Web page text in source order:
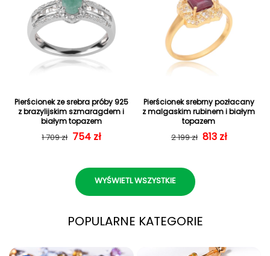
Pierścionek ze srebra próby 925
z brazylijskim szmaragdem i
białym topazem
Cena regularna
1 709 zł Cena sprzedaży
754 zł
Pierścionek srebrny pozłacany
z malgaskim rubinem i białym
topazem
Cena
2 199 zł Cena
813 zł
WYŚWIETL WSZYSTKIE
POPULARNE KATEGORIE